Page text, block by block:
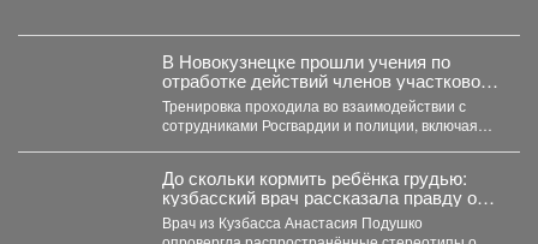
В Новокузнецке прошли учения по
отработке действий членов участковой
избирательной комиссии в нештатных
ситуациях на предстоящих выборах.
Тренировка проходила во взаимодействии с
сотрудниками Росгвардии и полиции, включая
До скольки кормить ребёнка грудью:
кузбасский врач рассказала правду о
лактации
Врач из Кузбасса Анастасия Подушко